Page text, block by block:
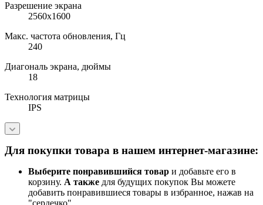
Разрешение экрана
2560x1600
Макс. частота обновления, Гц
240
Диагональ экрана, дюймы
18
Технология матрицы
IPS
Для покупки товара в нашем интернет-магазине:
Выберите понравившийся товар и добавьте его в
корзину. А также для будущих покупок Вы можете
добавить понравившиеся товары в избранное, нажав на
"сердечко"